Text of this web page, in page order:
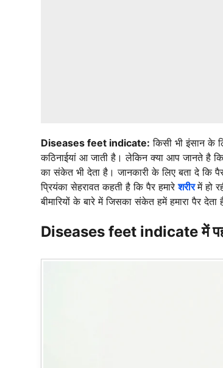
Diseases feet indicate: किसी भी इंसान के
कठिनाईयां आ जाती है। लेकिन क्या आप जानते है कि
का संकेत भी देता है। जानकारी के लिए बता दे कि
प्रियंका सेहरावत कहती है कि पैर हमारेशरीरमें हो
बीमारियों के बारे में जिसका संकेत हमें हमारा पैर देता
Diseases feet indicate में